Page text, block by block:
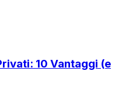
10 Vantaggi (e